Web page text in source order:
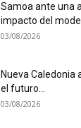
Samoa ante una
impacto del
03/08/2026
Nueva Caledonia
el futuro...
03/08/2026